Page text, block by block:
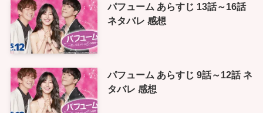
パフューム あらすじ 13話～16話
ネタバレ 感想
パフューム あらすじ 9話～12話 ネ
タバレ 感想